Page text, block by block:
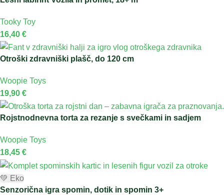
Tooky Toy
16,40 €
Otroški zdravniški plašč, do 120 cm
Woopie Toys
19,90 €
Rojstnodnevna torta za rezanje s svečkami in sadjem
Woopie Toys
18,45 €
💚 Eko
Senzorična igra spomin, dotik in spomin 3+